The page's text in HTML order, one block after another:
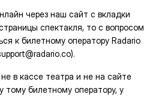
через наш сайт с вкладки
спектакля, то с вопросом
к билетному оператору Radario
в кассе театра и не на сайте
тому билетному оператору, у